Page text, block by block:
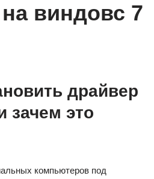
виндовс 7
драйвер
зачем это
компьютеров под